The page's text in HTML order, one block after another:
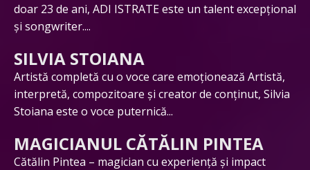
doar 23 de ani, ADI ISTRATE este un talent excepțional
și songwriter....
SILVIA STOIANA
Artistă completă cu o voce care emoționează Artistă,
interpretă, compozitoare și creator de conținut, Silvia
Stoiana este o voce puternică...
MAGICIANUL CĂTĂLIN PINTEA
Cătălin Pintea – magician cu experiență și impact